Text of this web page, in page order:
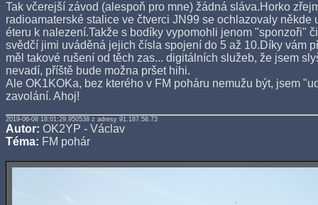
Tak včerejší závod (alespoň pro mne) žádná sláva.Horko
radioamaterské stalice ve čtverci JN99 se ochlazovaly někde
éteru k nalezení.Takže s bodíky vypomohli jenom "sponzoři"
svědčí jimi uváděná jejich čísla spojení do 5 až 10.Díky vám
měl takové rušení od těch zas... digitálních služeb, že jsem
nevadí, příště bude možna pršet hihi.
Ale OK1KOKa, bez kterého v FM poháru nemužu být, jsem
zavolání. Ahoj!
2019-06-08 18:01:29.950538 z adresy 91.187.58.73
Autor: OK2YP - Václav
Téma: FM pohár